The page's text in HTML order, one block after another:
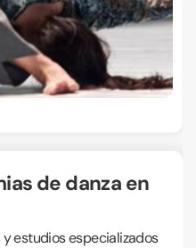
estudios especializados